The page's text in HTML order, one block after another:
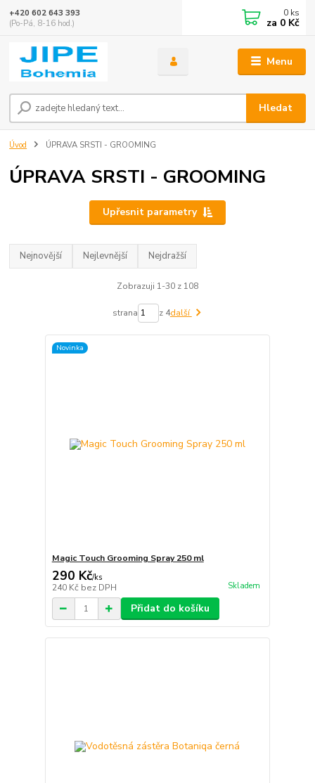
Menu
Hledat
+420 602 643 393
(Po-Pá, 8-16 hod.)
0 ks
za 0 Kč
Úvod ÚPRAVA SRSTI - GROOMING
ÚPRAVA SRSTI - GROOMING
Upřesnit parametry
Nejnovější Nejlevnější Nejdražší
Zobrazuji 1-30 z 108
strana z 4další
Novinka
Magic Touch Grooming Spray 250 ml
290 Kč/ks
240 Kč bez DPH Skladem
Přidat do košíku